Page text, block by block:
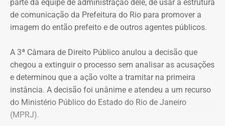
parte da equipe de administração dele, de usar a estrutura
de comunicação da Prefeitura do Rio para promover a
imagem do então prefeito e de outros agentes públicos.
A 3ª Câmara de Direito Público anulou a decisão que
chegou a extinguir o processo sem analisar as acusações
e determinou que a ação volte a tramitar na primeira
instância. A decisão foi unânime e atendeu a um recurso
do Ministério Público do Estado do Rio de Janeiro
(MPRJ).